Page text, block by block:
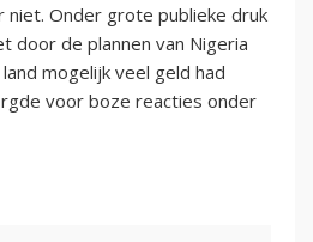
Onder grote publieke druk
door de plannen van Nigeria
mogelijk veel geld had
voor boze reacties onder